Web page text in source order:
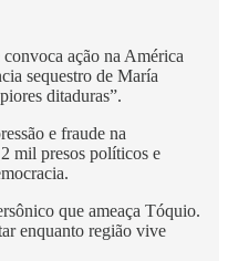
ação na América
sequestro de María
ditaduras”.
e fraude na
mil presos políticos e
que ameaça Tóquio.
enquanto região vive